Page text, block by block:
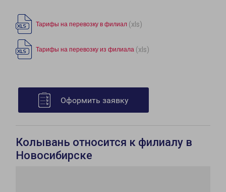
Тарифы на перевозку в филиал (xls)
Тарифы на перевозку из филиала (xls)
Оформить заявку
Колывань относится к филиалу в
Новосибирске